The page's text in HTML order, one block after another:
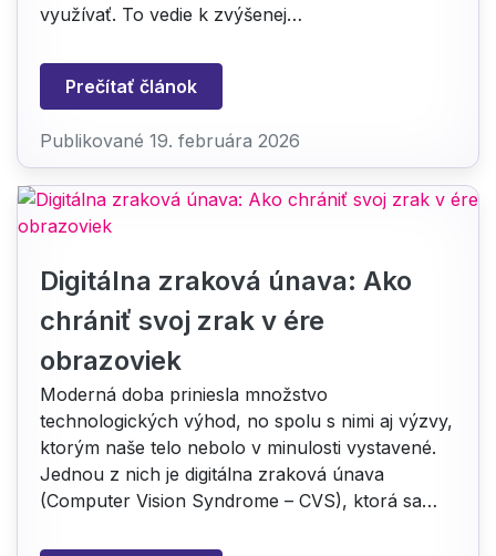
využívať. To vedie k zvýšenej…
Prečítať článok
Publikované 19. februára 2026
Digitálna zraková únava: Ako
chrániť svoj zrak v ére
obrazoviek
Moderná doba priniesla množstvo
technologických výhod, no spolu s nimi aj výzvy,
ktorým naše telo nebolo v minulosti vystavené.
Jednou z nich je digitálna zraková únava
(Computer Vision Syndrome – CVS), ktorá sa…